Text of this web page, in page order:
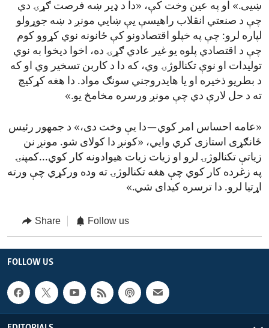
ښیی.» او په عین وخت کې، «دا د ډیر ښه فرصت ګړۍ دي
چې د صنعتي انقلاب راهیسې یې ښایي مونږ د ښه جوړولو
لپاره لرو: چې په خپلو اقتصادونو کې ځانونه نوي کړوو کوم
چې د اقتصادي پلوه یو غیر عادي ګړۍ ده، اخوا دیخوا به نوي
تولیدات او نوې تکنالوژۍ وي، که دا د کاربن تسخیر وي او که
د بطریو ذخیره او یا هایدروجني سونګ مواد. دا هغه کړکیچ
ته د حل لارې دي چې مونږ ورسره مخامخ یو.»
«عامه احساس امر کوي—دا یې وخت دی،» د جمهور رئیس
ځانګړی استازی کري وایي، «کونږ دا کولای شو. مونږ نن
زیاتې تکنالوژۍ لرو او زیات زیات هیوادونه کار کوي...کمپنۍ
په زغرده کار کوي چې هغه تکنالوژۍ ته وده ورکړي چې ورته
اړتیا لرو. دا ترسره کیدای شي.»
Share Follow us
FOLLOW US